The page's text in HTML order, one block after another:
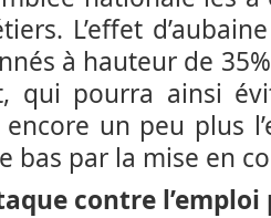
L’effet
à hauteur de
qui pourra ainsi
un peu plus
bas par la mise en
contre